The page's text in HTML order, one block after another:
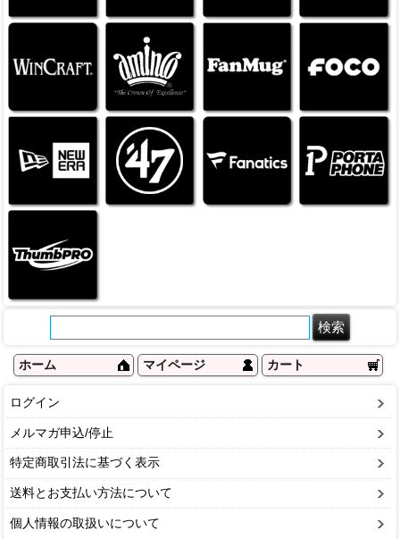
ホーム マイページ カート
ログイン
メルマガ申込/停止
特定商取引法に基づく表示
送料とお支払い方法について
個人情報の取扱いについて